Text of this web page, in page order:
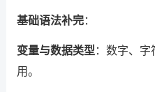
基础语法补完：
变量与数据类型：数字、字
用。